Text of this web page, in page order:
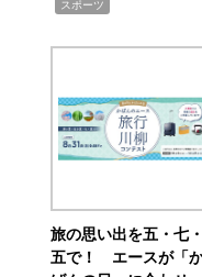
スポーツ
旅の思い出を五・七・
五で！ エースが「